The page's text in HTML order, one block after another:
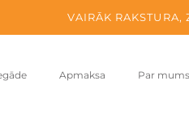
VAIRĀK RAKSTURA,
Apmaksa Par mums